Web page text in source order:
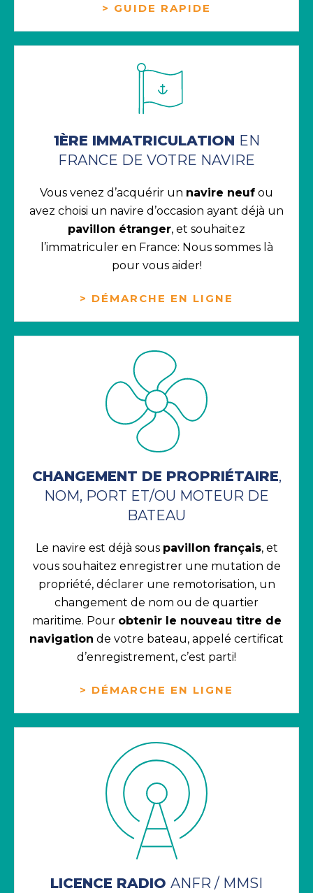
> GUIDE RAPIDE
1ÈRE IMMATRICULATION EN
FRANCE DE VOTRE NAVIRE
Vous venez d’acquérir un navire neuf ou
avez choisi un navire d’occasion ayant déjà un
pavillon étranger, et souhaitez
l’immatriculer en France: Nous sommes là
pour vous aider!
> DÉMARCHE EN LIGNE
CHANGEMENT DE PROPRIÉTAIRE,
NOM, PORT ET/OU MOTEUR DE
BATEAU
Le navire est déjà sous pavillon français, et
vous souhaitez enregistrer une mutation de
propriété, déclarer une remotorisation, un
changement de nom ou de quartier
maritime. Pour obtenir le nouveau titre de
navigation de votre bateau, appelé certificat
d’enregistrement, c’est parti!
> DÉMARCHE EN LIGNE
LICENCE RADIO ANFR / MMSI